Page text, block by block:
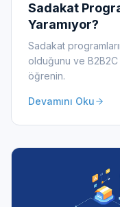
Sadakat
Yaramıyor?
Sadakat
olduğunu ve B2B2C
öğrenin.
Devamını Oku